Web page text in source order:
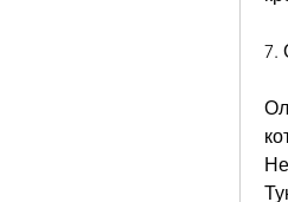
7.